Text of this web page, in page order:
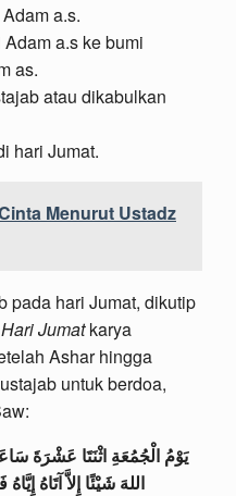
a.s.
a.s ke bumi
as.
atau dikabulkan
hari Jumat.
Menurut Ustadz
pada hari Jumat, dikutip
Jumatkarya
Ashar hingga
untuk berdoa,
يَوْمُ الْجُمُعَةِ اثْنَتَا عَشْرَةَ
اللهَ شَيْئًا إِلاَّ آتَاهُ